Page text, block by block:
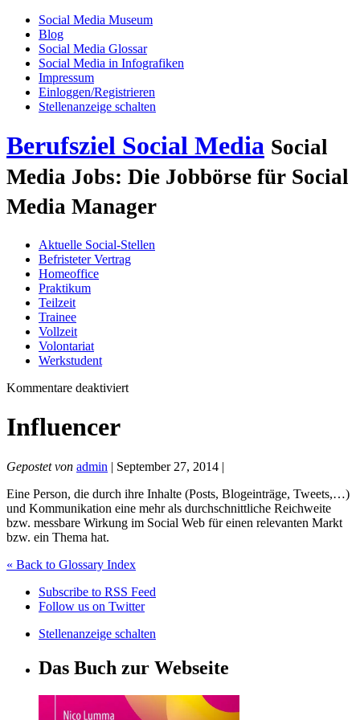
Social Media Museum
Blog
Social Media Glossar
Social Media in Infografiken
Impressum
Einloggen/Registrieren
Stellenanzeige schalten
Berufsziel Social Media Social
Media Jobs: Die Jobbörse für Social
Media Manager
Aktuelle Social-Stellen
Befristeter Vertrag
Homeoffice
Praktikum
Teilzeit
Trainee
Vollzeit
Volontariat
Werkstudent
Kommentare deaktiviertfür
Influencer
Gepostet von admin | September 27, 2014 |
Eine Person, die durch ihre Inhalte (Posts, Blogeinträge, Tweets,…)
und Kommunikation eine mehr als durchschnittliche Reichweite
bzw. messbare Wirkung im Social Web für einen relevanten Markt
bzw. ein Thema hat.
« Back to Glossary Index
Subscribe to RSS Feed
Follow us on Twitter
Stellenanzeige schalten
Das Buch zur Webseite